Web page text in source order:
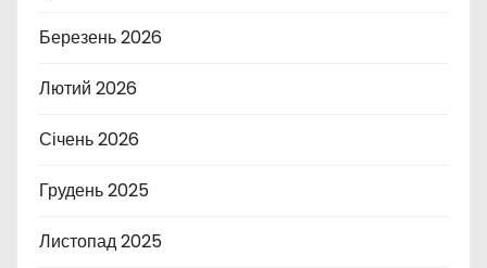
Березень 2026
Лютий 2026
Січень 2026
Грудень 2025
Листопад 2025